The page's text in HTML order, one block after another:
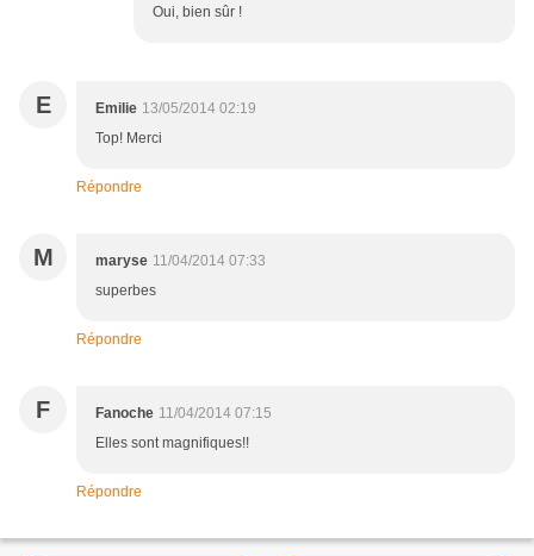
Oui, bien sûr !
E Emilie 13/05/2014 02:19
Top! Merci
Répondre
M maryse 11/04/2014 07:33
superbes
Répondre
F Fanoche 11/04/2014 07:15
Elles sont magnifiques!!
Répondre